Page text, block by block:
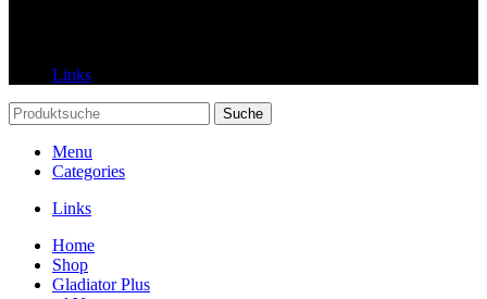
Links
Suche
Menu
Categories
Links
Home
Shop
Gladiator Plus